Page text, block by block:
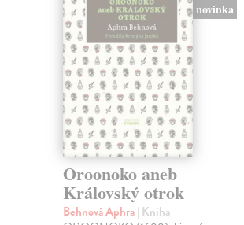
novinka
Oroonoko aneb
Královský otrok
Behnová Aphra| Kniha